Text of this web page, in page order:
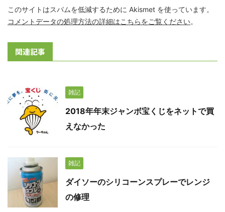
このサイトはスパムを低減するために Akismet を使っています。
コメントデータの処理方法の詳細はこちらをご覧ください。
関連記事
雑記
2018年年末ジャンボ宝くじをネットで買
えなかった
雑記
ダイソーのシリコーンスプレーでレンジ
の修理